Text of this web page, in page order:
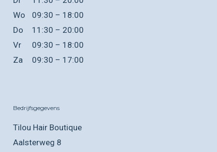
Wo
09:30 – 18:00
Do
11:30 – 20:00
Vr
09:30 – 18:00
Za
09:30 – 17:00
Bedrijfsgegevens
Tilou Hair Boutique
Aalsterweg 8